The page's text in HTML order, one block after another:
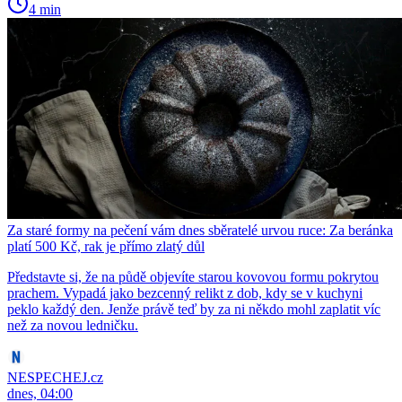
4 min
Za staré formy na pečení vám dnes sběratelé urvou ruce: Za beránka
platí 500 Kč, rak je přímo zlatý důl
Představte si, že na půdě objevíte starou kovovou formu pokrytou
prachem. Vypadá jako bezcenný relikt z dob, kdy se v kuchyni
peklo každý den. Jenže právě teď by za ni někdo mohl zaplatit víc
než za novou ledničku.
NESPECHEJ.cz
dnes, 04:00